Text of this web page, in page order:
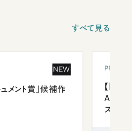
すべて見る
NEW
メント賞」候補作
【「新
ズプレ